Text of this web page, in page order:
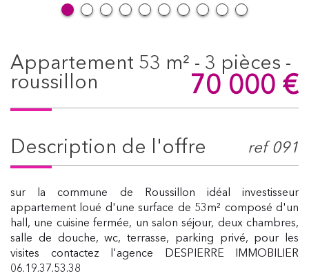
appartement 53 m² - 3 pièces -
roussillon
70 000 €
description de l'offre ref 091
sur la commune de Roussillon idéal investisseur
appartement loué d'une surface de 53m² composé d'un
hall, une cuisine fermée, un salon séjour, deux chambres,
salle de douche, wc, terrasse, parking privé, pour les
visites contactez l'agence DESPIERRE IMMOBILIER
06.19.37.53.38